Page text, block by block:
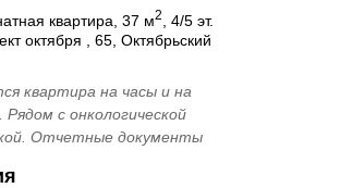
квартира, 37 м2
, 4/5 эт.
октября , 65, Октябрьский
квартира на часы и на
Рядом с онкологической
Отчетные документы